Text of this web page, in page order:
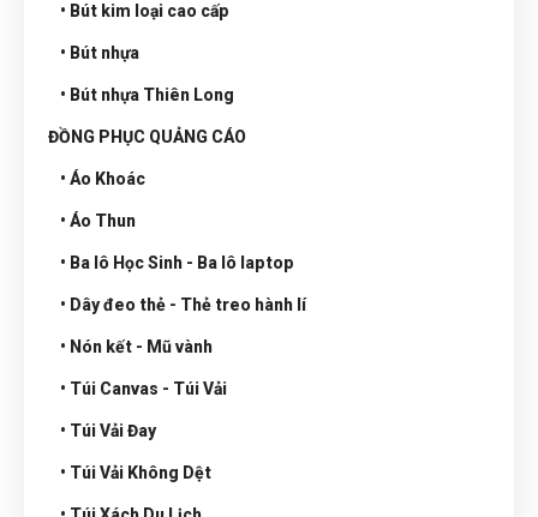
• Bút kim loại cao cấp
• Bút nhựa
• Bút nhựa Thiên Long
ĐỒNG PHỤC QUẢNG CÁO
• Áo Khoác
• Áo Thun
• Ba lô Học Sinh - Ba lô laptop
• Dây đeo thẻ - Thẻ treo hành lí
• Nón kết - Mũ vành
• Túi Canvas - Túi Vải
• Túi Vải Đay
• Túi Vải Không Dệt